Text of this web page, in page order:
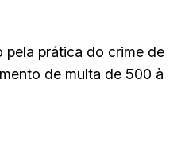
pela prática do crime de
de multa de 500 à